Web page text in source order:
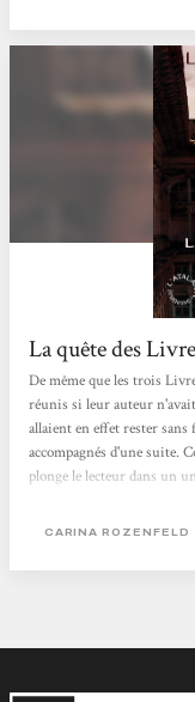
Seul motif de satisfaction,...
La quête des
De même que les trois
réunis si leur auteur
allaient en effet rester
accompagnés d'une suite.
plonge le lecteur dans un
appréciables. Malgré la
CARINA ROZENFELD